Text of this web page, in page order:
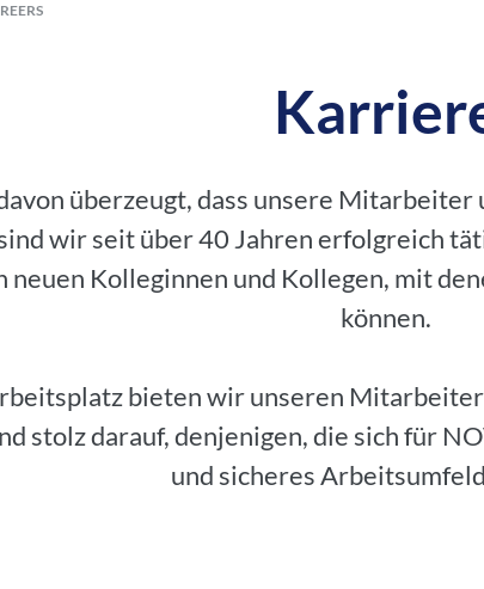
überzeugt, dass unsere
wir seit über 40 Jahren erfolgreich
neuen Kolleginnen und Kollegen, mit
können.
bieten wir unseren
stolz darauf, denjenigen, die sich für
und sicheres